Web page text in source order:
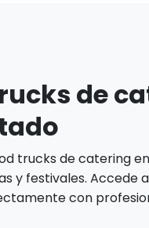
de
trucks de catering
y festivales. Accede
con